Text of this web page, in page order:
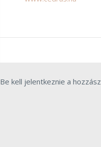
Be kell jelentkeznie a